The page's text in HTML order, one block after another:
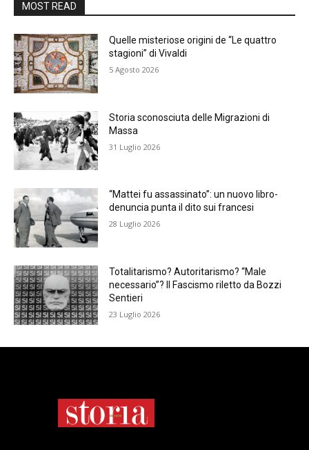
MOST READ
Quelle misteriose origini de “Le quattro
stagioni” di Vivaldi
5 Agosto 2026
Storia sconosciuta delle Migrazioni di
Massa
31 Luglio 2026
“Mattei fu assassinato”: un nuovo libro-
denuncia punta il dito sui francesi
28 Luglio 2026
Totalitarismo? Autoritarismo? “Male
necessario”? Il Fascismo riletto da Bozzi
Sentieri
23 Luglio 2026